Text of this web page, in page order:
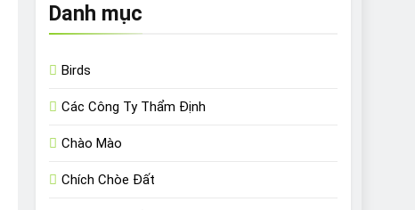
Danh mục
Birds
Các Công Ty Thẩm Định
Chào Mào
Chích Chòe Đất